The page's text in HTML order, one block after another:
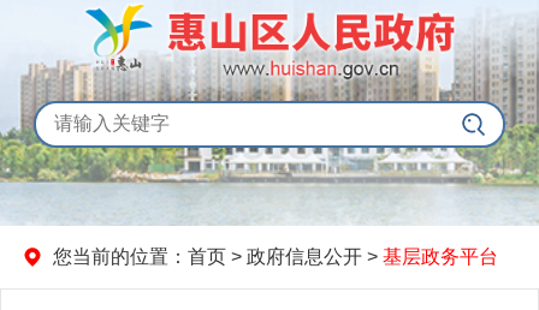
您当前的位置： 首页 > 政府信息公开 > 基层政务平台